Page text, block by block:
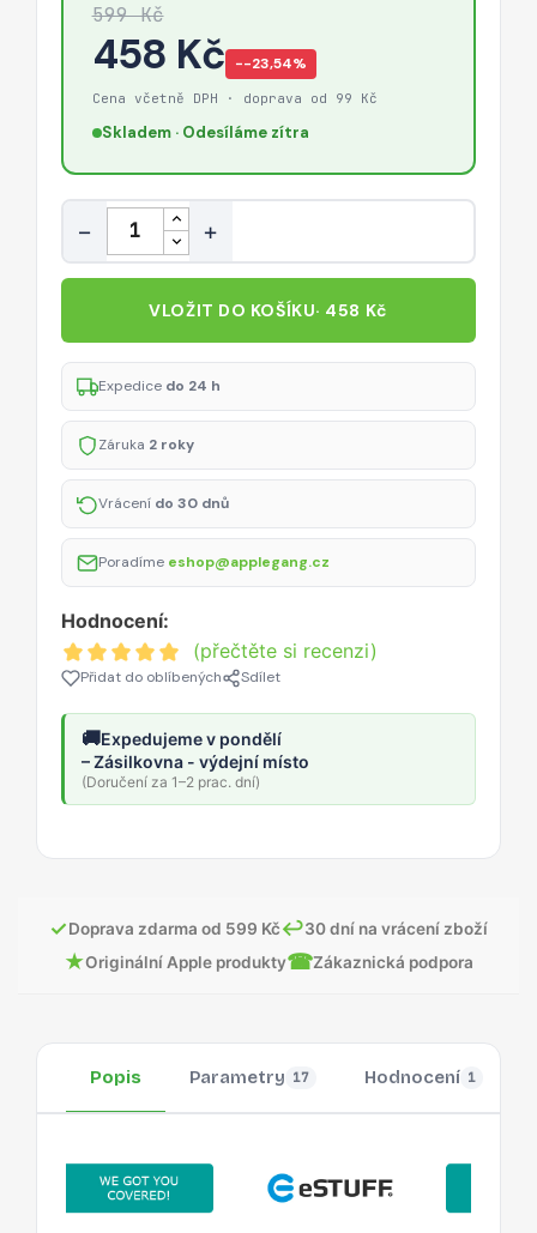
599 Kč
458 Kč −-23,54%
Cena včetně DPH · doprava od 99 Kč
Skladem · Odesíláme zítra
Množství
− +
VLOŽIT DO KOŠÍKU· 458 Kč
Expedice do 24 h
Záruka 2 roky
Vrácení do 30 dnů
Poradíme eshop@applegang.cz
Hodnocení:
(přečtěte si recenzi)
Přidat do oblíbených Sdílet
🚚Expedujeme v pondělí
– Zásilkovna - výdejní místo
(Doručení za 1–2 prac. dní)
✓Doprava zdarma od 599 Kč↩30 dní na vrácení zboží
★Originální Apple produkty☎Zákaznická podpora
Popis Parametry 17 Hodnocení 1